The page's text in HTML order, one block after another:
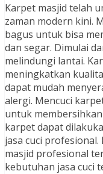
Karpet masjid telah
zaman modern kini.
bagus untuk bisa
dan segar. Dimulai
melindungi lantai.
meningkatkan
dapat mudah
alergi. Mencuci
untuk
karpet dapat
jasa cuci
masjid profesional
kebutuhan jasa cuci